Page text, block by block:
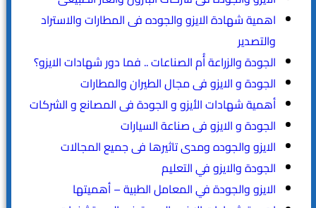
اهمية شهادة الايزو والجوده فى المطارات والاستراد
والتصدير
الجودة والزراعة أُم الصناعات .. فما دور شهادات الايزو؟
الجودة و الايزو فى مجال الطيران والمطارات
أهمية شهادات الأيزو و الجودة فى المصانع و الشركات
الجودة و الايزو فى صناعة السيارات
الايزو والجوده ومدى تاثيرها فى جميع المجالات
الجودة والايزو في التعليم
الايزو والجودة في المعامل الطبية – أهميتها